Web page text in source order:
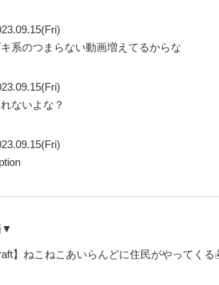
系のつまらない動画増えてるからな
ないよな？
▼
】ねこねこあいらんどに住民がやってく